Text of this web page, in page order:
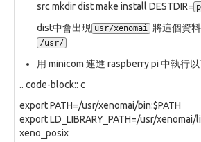
src mkdir dist make install DESTDIR=
dist中會出現 usr/xenomai 將這個資
/usr/
用 minicom 連進 raspberry pi 中執行
.. code-block:: c
export PATH=/usr/xenomai/bin:$PATH
export LD_LIBRARY_PATH=/usr/
xeno_posix